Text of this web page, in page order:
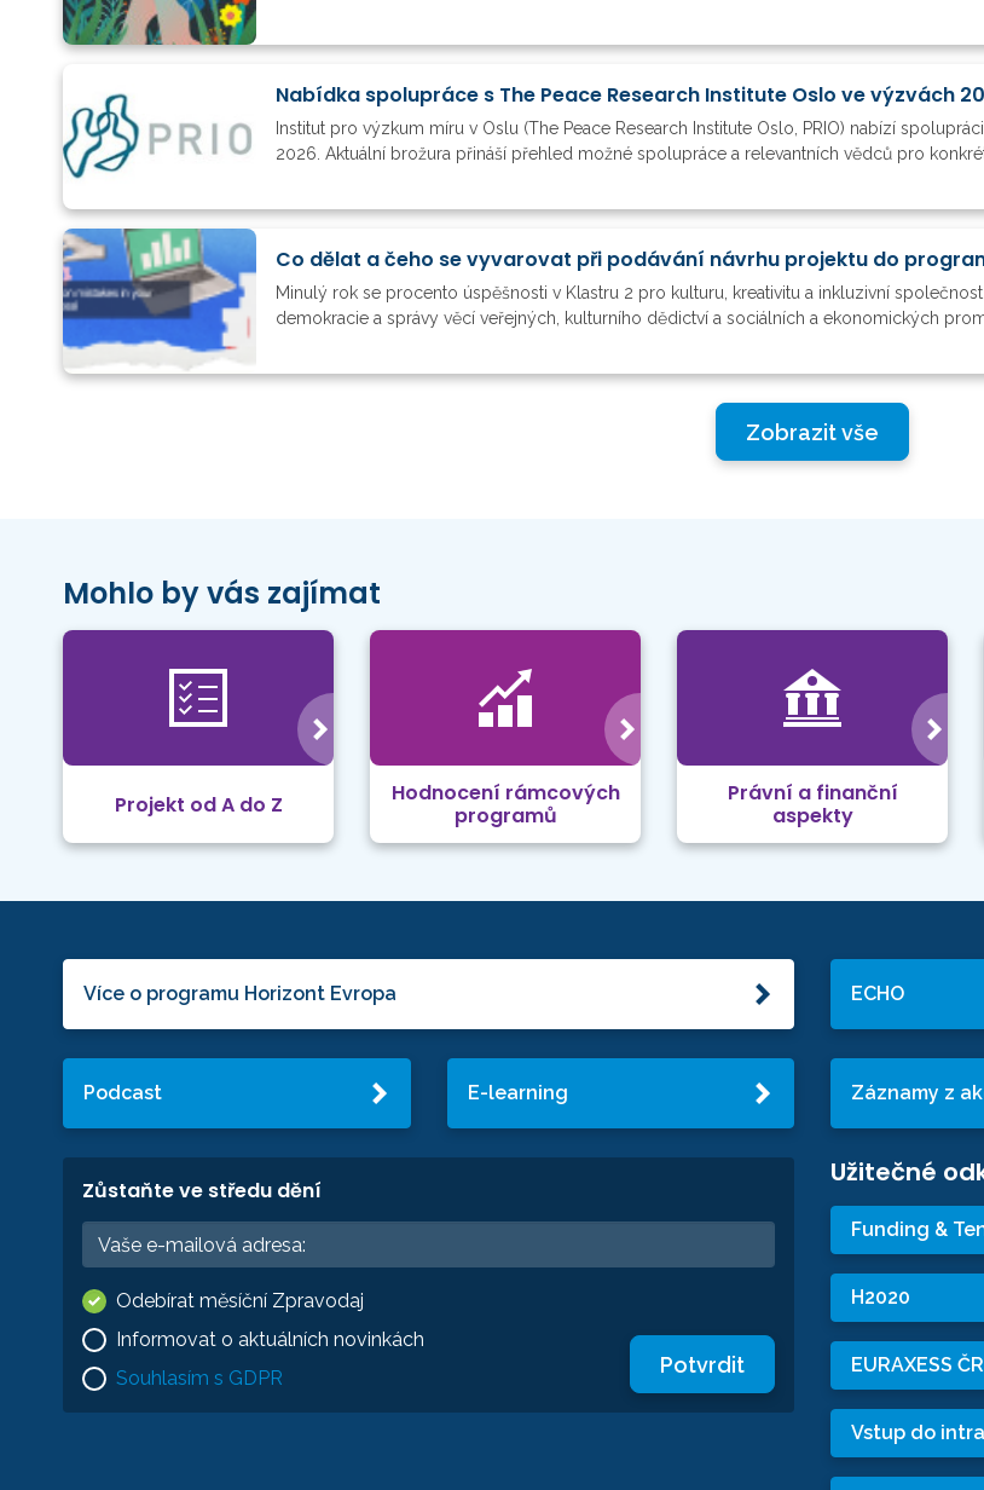
Nabídka spolupráce s The Peace Research Institute Oslo ve výzvách
Institut pro výzkum míru v Oslu (The Peace Research Institute Oslo, PRIO) nabízí
2026. Aktuální brožura přináší přehled možné spolupráce a relevantních vědců pro
Co dělat a čeho se vyvarovat při podávání návrhu projektu do
Minulý rok se procento úspěšnosti v Klastru 2 pro kulturu, kreativitu a inkluzivní
demokracie a správy věcí veřejných, kulturního dědictví a sociálních a ekonomických
Zobrazit vše
Mohlo by vás zajímat
Projekt od A do Z
Hodnocení rámcových
programů
Právní a finanční
aspekty
Více o programu Horizont Evropa
Podcast E-learning
Zůstaňte ve středu dění
Odebírat měsíční Zpravodaj
Informovat o aktuálních novinkách
Souhlasím s GDPR
Potvrdit
ECHO
Záznamy z
Užitečné
Funding &
H2020
EURAXESS ČR
Vstup do